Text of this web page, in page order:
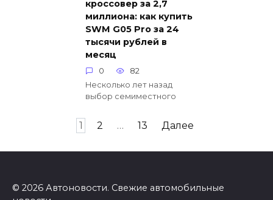
кроссовер за 2,7
миллиона: как купить
SWM G05 Pro за 24
тысячи рублей в
месяц
0
82
Несколько лет назад
выбор семиместного
1 2 … 13 Далее
© 2026 Автоновости. Свежие автомобильные